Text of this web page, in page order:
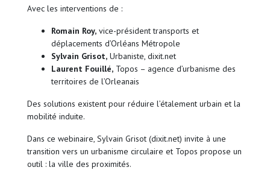
Avec les interventions de :
Romain Roy, vice-président transports et
déplacements d’Orléans Métropole
Sylvain Grisot, Urbaniste, dixit.net
Laurent Fouillé, Topos – agence d’urbanisme des
territoires de l’Orleanais
Des solutions existent pour réduire l’étalement urbain et la
mobilité induite.
Dans ce webinaire, Sylvain Grisot (dixit.net) invite à une
transition vers un urbanisme circulaire et Topos propose un
outil : la ville des proximités.